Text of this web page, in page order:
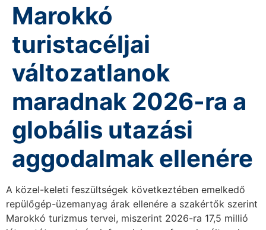
Marokkó
turistacéljai
változatlanok
maradnak 2026-ra a
globális utazási
aggodalmak ellenére
A közel-keleti feszültségek következtében emelkedő
repülőgép-üzemanyag árak ellenére a szakértők szerint
Marokkó turizmus tervei, miszerint 2026-ra 17,5 millió